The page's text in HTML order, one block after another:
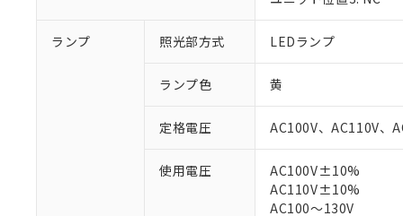
ランプ 照光部方式 LEDランプ
ランプ色 黄
定格電圧 AC100V、AC110V、
使用電圧
AC100V±10%
AC110V±10%
AC100～130V
ご利用条件
※1 対応状況
対応済み：EU
対応予定：EU
対応予定なし：
調査・確認中：
非該当品：ライセ
仕入先様の事情に
※1 中国